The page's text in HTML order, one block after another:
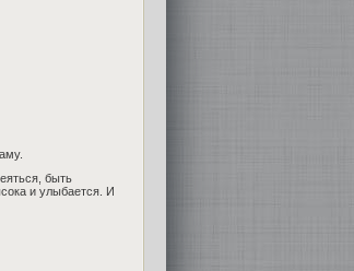
быть
и улыбается. И